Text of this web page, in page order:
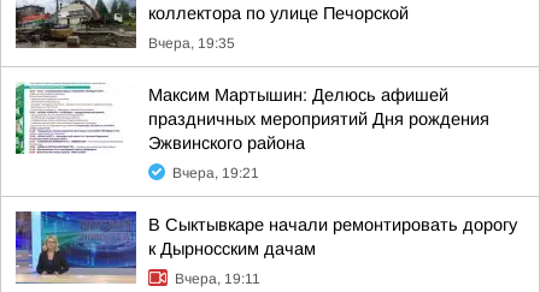
коллектора по улице Печорской
Вчера, 19:35
Максим Мартышин: Делюсь афишей
праздничных мероприятий Дня рождения
Эжвинского района
Вчера, 19:21
В Сыктывкаре начали ремонтировать дорогу
к Дырносским дачам
Вчера, 19:11